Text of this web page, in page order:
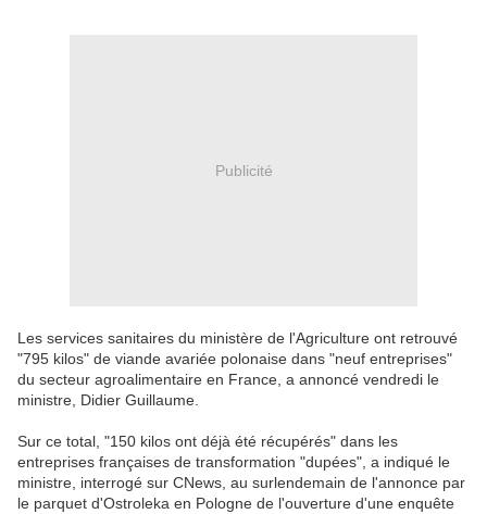
Publicité
Les services sanitaires du ministère de l'Agriculture ont retrouvé
"795 kilos" de viande avariée polonaise dans "neuf entreprises"
du secteur agroalimentaire en France, a annoncé vendredi le
ministre, Didier Guillaume.
Sur ce total, "150 kilos ont déjà été récupérés" dans les
entreprises françaises de transformation "dupées", a indiqué le
ministre, interrogé sur CNews, au surlendemain de l'annonce par
le parquet d'Ostroleka en Pologne de l'ouverture d'une enquête